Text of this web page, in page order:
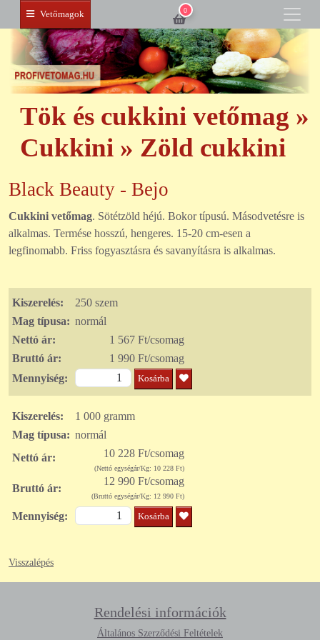
Vetőmagok 0
Tök és cukkini vetőmag »
Cukkini » Zöld cukkini
Black Beauty - Bejo
Cukkini vetőmag. Sötétzöld héjú. Bokor típusú. Másodvetésre is
alkalmas. Termése hosszú, hengeres. 15-20 cm-esen a
legfinomabb. Friss fogyasztásra és savanyításra is alkalmas.
Kiszerelés:
250 szem
Mag típusa: normál
Nettó ár:
1 567 Ft/csomag
Bruttó ár:
1 990 Ft/csomag
Mennyiség:
Kosárba
Kiszerelés:
1 000 gramm
Mag típusa: normál
Nettó ár:
10 228 Ft/csomag
(Nettó egységár/Kg: 10 228 Ft)
Bruttó ár:
12 990 Ft/csomag
(Bruttó egységár/Kg: 12 990 Ft)
Mennyiség: Kosárba
Visszalépés
Rendelési információk
Általános Szerződési Feltételek